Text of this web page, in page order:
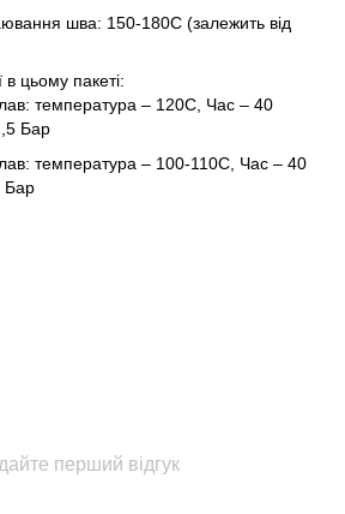
шва: 150-180С (залежить від
в цьому пакеті:
температура – 120С, Час – 40
Бар
температура – 100-110С, Час – 40
Бар
перший відгук